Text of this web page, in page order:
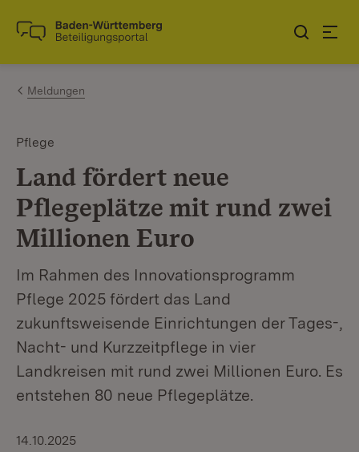
Zum Inhalt springen
Link zur Startseite
Meldungen
Pflege
Land fördert neue
Pflegeplätze mit rund zwei
Millionen Euro
Im Rahmen des Innovationsprogramm
Pflege 2025 fördert das Land
zukunftsweisende Einrichtungen der Tages-,
Nacht- und Kurzzeitpflege in vier
Landkreisen mit rund zwei Millionen Euro. Es
entstehen 80 neue Pflegeplätze.
14.10.2025